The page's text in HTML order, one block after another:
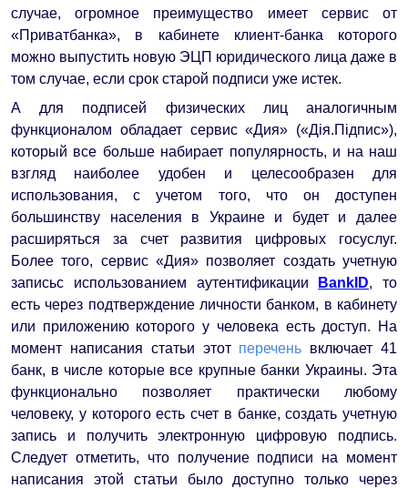
случае, огромное преимущество имеет сервис от
«Приватбанка», в кабинете клиент-банка которого
можно выпустить новую ЭЦП юридического лица даже в
том случае, если срок старой подписи уже истек.
А для подписей физических лиц аналогичным
функционалом обладает сервис «Дия» («Дія.Підпис»),
который все больше набирает популярность, и на наш
взгляд наиболее удобен и целесообразен для
использования, с учетом того, что он доступен
большинству населения в Украине и будет и далее
расширяться за счет развития цифровых госуслуг.
Более того, сервис «Дия» позволяет создать учетную
записьс использованием аутентификации
BankID, то
есть через подтверждение личности банком, в кабинету
или приложению которого у человека есть доступ. На
момент написания статьи этот перечень включает 41
банк, в числе которые все крупные банки Украины. Эта
функционально позволяет практически любому
человеку, у которого есть счет в банке, создать учетную
запись и получить электронную цифровую подпись.
Следует отметить, что получение подписи на момент
написания этой статьи было доступно только через